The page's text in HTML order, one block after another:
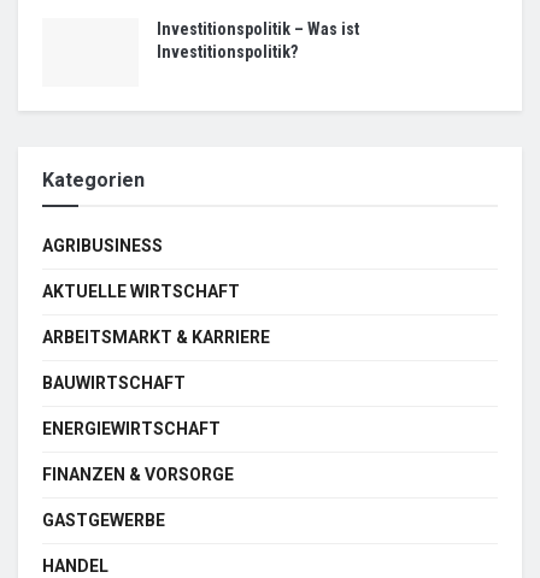
Investitionspolitik – Was ist
Investitionspolitik?
Kategorien
AGRIBUSINESS
AKTUELLE WIRTSCHAFT
ARBEITSMARKT & KARRIERE
BAUWIRTSCHAFT
ENERGIEWIRTSCHAFT
FINANZEN & VORSORGE
GASTGEWERBE
HANDEL